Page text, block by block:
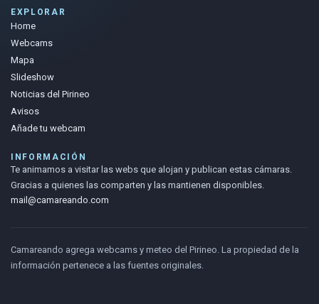
EXPLORAR
Home
Webcams
Mapa
Slideshow
Noticias del Pirineo
Avisos
Añade tu webcam
INFORMACIÓN
Te animamos a visitar las webs que alojan y publican estas cámaras.
Gracias a quienes las comparten y las mantienen disponibles.
mail@camareando.com
Camareando agrega webcams y meteo del Pirineo. La propiedad de la
información pertenece a las fuentes originales.